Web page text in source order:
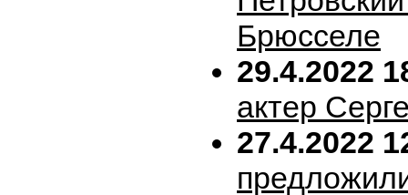
Брюсселе
29.4.2022
актер
27.4.2022